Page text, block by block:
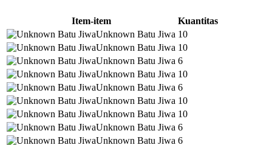
Item-item
Kuantitas
Unknown Batu Jiwa 10
Unknown Batu Jiwa 10
Unknown Batu Jiwa 6
Unknown Batu Jiwa 10
Unknown Batu Jiwa 6
Unknown Batu Jiwa 10
Unknown Batu Jiwa 10
Unknown Batu Jiwa 6
Unknown Batu Jiwa 6